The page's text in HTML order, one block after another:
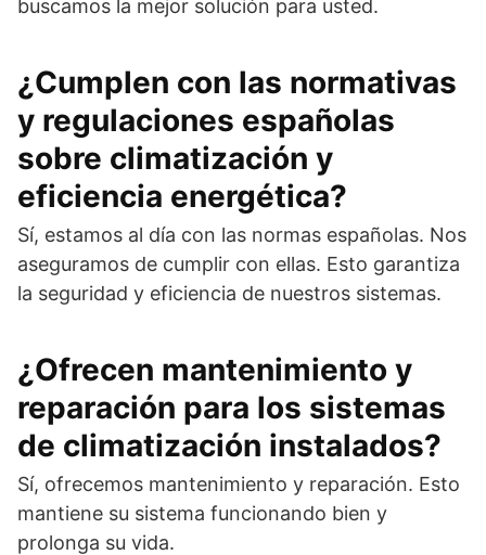
buscamos la mejor solución para usted.
¿Cumplen con las normativas
y regulaciones españolas
sobre climatización y
eficiencia energética?
Sí, estamos al día con las normas españolas. Nos
aseguramos de cumplir con ellas. Esto garantiza
la seguridad y eficiencia de nuestros sistemas.
¿Ofrecen mantenimiento y
reparación para los sistemas
de climatización instalados?
Sí, ofrecemos mantenimiento y reparación. Esto
mantiene su sistema funcionando bien y
prolonga su vida.